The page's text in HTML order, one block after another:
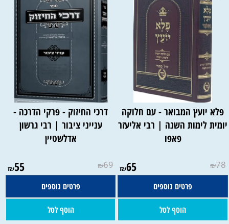
פלא יועץ המבואר - עם חלוקה
לימות השנה | רבי אליעזר
פאפו
₪78
₪65
פרטים נוספים
הוסף לסל
דרכי החיזוק - פרקי הדרכה -
ענייני ציבור | רבי גרשון
אדלשטיין
₪69
₪55
פרטים נוספים
הוסף לסל